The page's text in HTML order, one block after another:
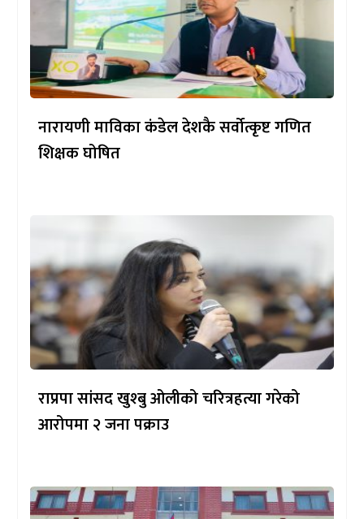
नारायणी माविका कंडेल देशकै सर्वोत्कृष्ट गणित
शिक्षक घोषित
राप्रपा सांसद खुश्बु ओलीको चरित्रहत्या गरेको
आरोपमा २ जना पक्राउ